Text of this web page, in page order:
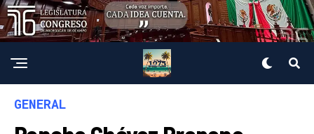
GENERAL